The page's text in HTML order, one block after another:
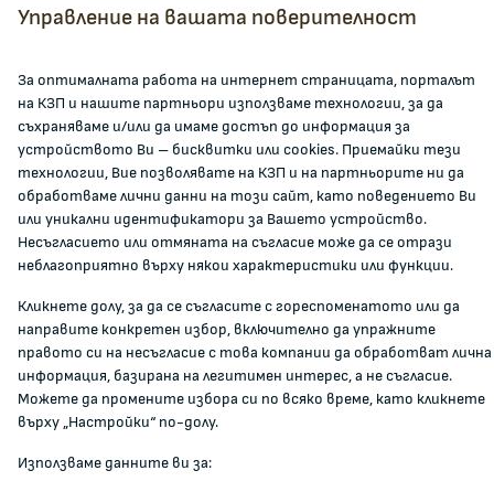
Кои сме ние
Администрация
Документи и други актове
Информация
Полезни връзки
Подаване на сигнали и жалби
Регистър на опасните стоки
Регистър на е-адреси на ЮЛ нежелаещи да получават
НТС
Помирителна комисия
Управление на вашата поверителност
За оптималната работа на интернет страницата, порталът
на КЗП и нашите партньори използваме технологии, за да
съхраняваме и/или да имаме достъп до информация за
устройството Ви – бисквитки или cookies. Приемайки тези
технологии, Вие позволявате на КЗП и на партньорите ни да
обработваме лични данни на този сайт, като поведението Ви
или уникални идентификатори за Вашето устройство.
Несъгласието или отмяната на съгласие може да се отрази
неблагоприятно върху някои характеристики или функции.
Кликнете долу, за да се съгласите с гореспоменатото или да
направите конкретен избор, включително да упражните
правото си на несъгласие с това компании да обработват лична
информация, базирана на легитимен интерес, а не съгласие.
Можете да промените избора си по всяко време, като кликнете
върху „Настройки“ по-долу.
Използваме данните ви за: